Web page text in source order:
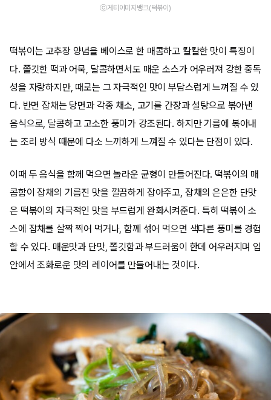
ⓒ게티이미지뱅크(떡볶이)
떡볶이는 고추장 양념을 베이스로 한 매콤하고 칼칼한 맛이 특징이
다. 쫄깃한 떡과 어묵, 달콤하면서도 매운 소스가 어우러져 강한 중독
성을 자랑하지만, 때로는 그 자극적인 맛이 부담스럽게 느껴질 수 있
다. 반면 잡채는 당면과 각종 채소, 고기를 간장과 설탕으로 볶아낸
음식으로, 달콤하고 고소한 풍미가 강조된다. 하지만 기름에 볶아내
는 조리 방식 때문에 다소 느끼하게 느껴질 수 있다는 단점이 있다.
이때 두 음식을 함께 먹으면 놀라운 균형이 만들어진다. 떡볶이의 매
콤함이 잡채의 기름진 맛을 깔끔하게 잡아주고, 잡채의 은은한 단맛
은 떡볶이의 자극적인 맛을 부드럽게 완화시켜준다. 특히 떡볶이 소
스에 잡채를 살짝 찍어 먹거나, 함께 섞어 먹으면 색다른 풍미를 경험
할 수 있다. 매운맛과 단맛, 쫄깃함과 부드러움이 한데 어우러지며 입
안에서 조화로운 맛의 레이어를 만들어내는 것이다.